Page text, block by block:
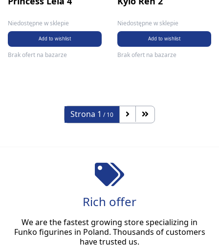
Niedostępne w sklepie
Add to wishlist
Brak ofert na bazarze
Niedostępne w sklepie
Add to wishlist
Brak ofert na bazarze
Strona 1 / 10
Rich offer
We are the fastest growing store specializing in
Funko figurines in Poland. Thousands of customers
have trusted us.